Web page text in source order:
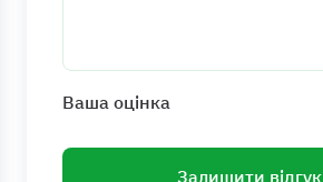
Ваша оцінка
Залишити відгук